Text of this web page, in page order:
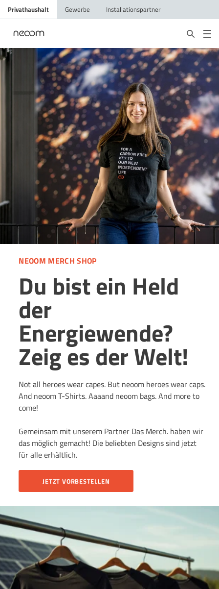
Privathaushalt Gewerbe Installationspartner
NEOOM MERCH SHOP
Du bist ein Held
der
Energiewende?
Zeig es der Welt!
Not all heroes wear capes. But neoom heroes wear caps.
And neoom T-Shirts. Aaaand neoom bags. And more to
come!
Gemeinsam mit unserem Partner Das Merch. haben wir
das möglich gemacht! Die beliebten Designs sind jetzt
für alle erhältlich.
JETZT VORBESTELLEN